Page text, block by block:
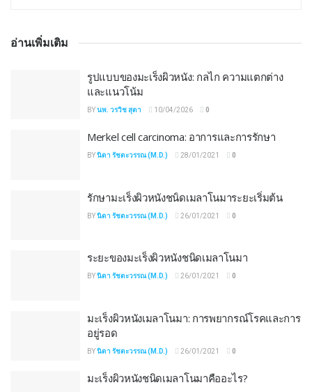
อ่านเพิ่มเติม
รูปแบบของมะเร็งผิวหนัง: กลไก ความแตกต่าง
และแนวโน้ม
BYนพ. วรวิช สุตา 10/04/2026 0
Merkel cell carcinoma: อาการและการรักษา
BYนิดา รัชตะวรรณ (M.D.) 28/01/2021 0
รักษามะเร็งผิวหนังชนิดเมลาโนมาระยะเริ่มต้น
BYนิดา รัชตะวรรณ (M.D.) 26/01/2021 0
ระยะของมะเร็งผิวหนังชนิดเมลาโนมา
BYนิดา รัชตะวรรณ (M.D.) 26/01/2021 0
มะเร็งผิวหนังเมลาโนมา: การพยากรณ์โรคและการ
อยู่รอด
BYนิดา รัชตะวรรณ (M.D.) 26/01/2021 0
มะเร็งผิวหนังชนิดเมลาโนมาคืออะไร?